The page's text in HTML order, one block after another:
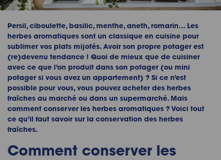
Persil, ciboulette, basilic, menthe, aneth, romarin… Les
herbes aromatiques sont un classique en cuisine pour
sublimer vos plats mijotés. Avoir son propre potager est
(re)devenu tendance ! Quoi de mieux que de cuisiner
avec ce que l’on produit dans son potager (ou mini
potager si vous avez un appartement) ? Si ce n’est
possible pour vous, vous pouvez acheter des herbes
fraîches au marché ou dans un supermarché. Mais
comment conserver les herbes aromatiques ? Voici tout
ce qu’il faut savoir sur la conservation des herbes
fraîches.
Comment conserver les